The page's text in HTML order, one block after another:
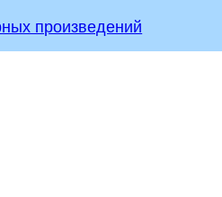
произведений